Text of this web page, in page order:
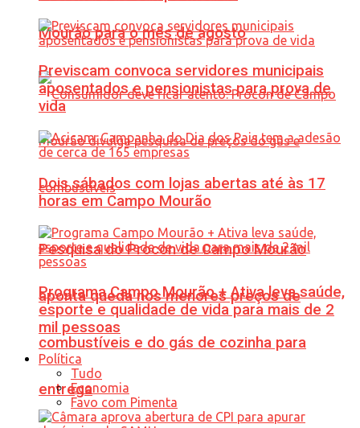
Mourão para o mês de agosto
Pesquisa do Procon de Campo Mourão
aponta queda nos menores preços de
combustíveis e do gás de cozinha para
entrega
Previscam convoca servidores municipais
aposentados e pensionistas para prova de
vida
Dois sábados com lojas abertas até às 17
horas em Campo Mourão
Programa Campo Mourão + Ativa leva saúde,
esporte e qualidade de vida para mais de 2
mil pessoas
Política
Tudo
Economia
Favo com Pimenta